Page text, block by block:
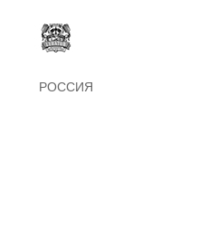
РОССИЯ